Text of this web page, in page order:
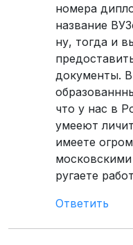
номера
название
ну, тогда и
документы.
что у нас в
умееют
имеете
ругаете
Ответить